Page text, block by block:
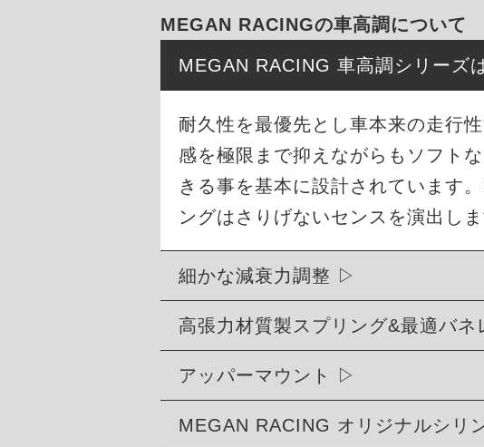
MEGAN RACINGの車高調について
MEGAN RACING 車高調シリーズ
耐久性を最優先とし車本来の走行
感を極限まで抑えながらもソフト
きる事を基本に設計されています
ングはさりげないセンスを演出しま
細かな減衰力調整
高張力材質製スプリング&最適バネ
アッパーマウント
MEGAN RACING オリジナルシリ